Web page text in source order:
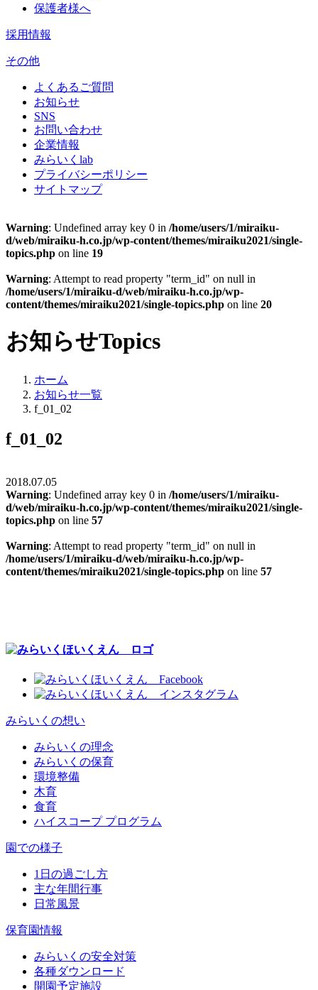
保護者様へ
採用情報
その他
よくあるご質問
お知らせ
SNS
お問い合わせ
企業情報
みらいくlab
プライバシーポリシー
サイトマップ
Warning: Undefined array key 0 in /home/users/1/miraiku-
d/web/miraiku-h.co.jp/wp-content/themes/miraiku2021/single-
topics.php on line 19
Warning: Attempt to read property "term_id" on null in
/home/users/1/miraiku-d/web/miraiku-h.co.jp/wp-
content/themes/miraiku2021/single-topics.php on line 20
お知らせTopics
ホーム
お知らせ一覧
f_01_02
f_01_02
2018.07.05
Warning: Undefined array key 0 in /home/users/1/miraiku-
d/web/miraiku-h.co.jp/wp-content/themes/miraiku2021/single-
topics.php on line 57
Warning: Attempt to read property "term_id" on null in
/home/users/1/miraiku-d/web/miraiku-h.co.jp/wp-
content/themes/miraiku2021/single-topics.php on line 57
みらいくの想い
みらいくの理念
みらいくの保育
環境整備
木育
食育
ハイスコープ プログラム
園での様子
1日の過ごし方
主な年間行事
日常風景
保育園情報
みらいくの安全対策
各種ダウンロード
開園予定施設